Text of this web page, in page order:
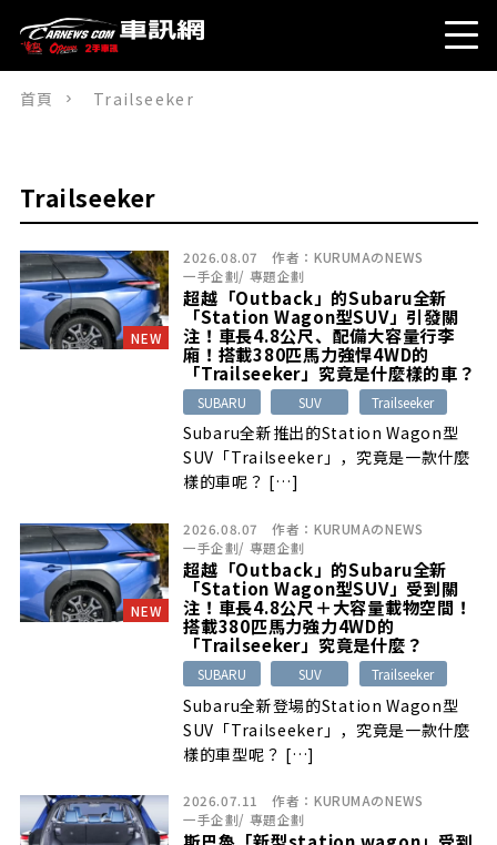
首頁 Trailseeker
Trailseeker
NEW
2026.08.07 作者： KURUMAのNEWS
一手企劃/ 專題企劃
超越「Outback」的Subaru全新
「Station Wagon型SUV」引發關
注！車長4.8公尺、配備大容量行李
廂！搭載380匹馬力強悍4WD的
「Trailseeker」究竟是什麼樣的車？
SUBARU SUV Trailseeker
Subaru全新推出的Station Wagon型
SUV「Trailseeker」，究竟是一款什麼
樣的車呢？ […]
NEW
2026.08.07 作者： KURUMAのNEWS
一手企劃/ 專題企劃
超越「Outback」的Subaru全新
「Station Wagon型SUV」受到關
注！車長4.8公尺＋大容量載物空間！
搭載380匹馬力強力4WD的
「Trailseeker」究竟是什麼？
SUBARU SUV Trailseeker
Subaru全新登場的Station Wagon型
SUV「Trailseeker」，究竟是一款什麼
樣的車型呢？ […]
2026.07.11 作者： KURUMAのNEWS
一手企劃/ 專題企劃